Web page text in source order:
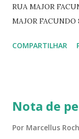
RUA MAJOR
MAJOR FACUNDO
PEIXOTO 1307
☆CINE VIP CLUBE
COMPARTILHAR
Nota de
Por Marcellus